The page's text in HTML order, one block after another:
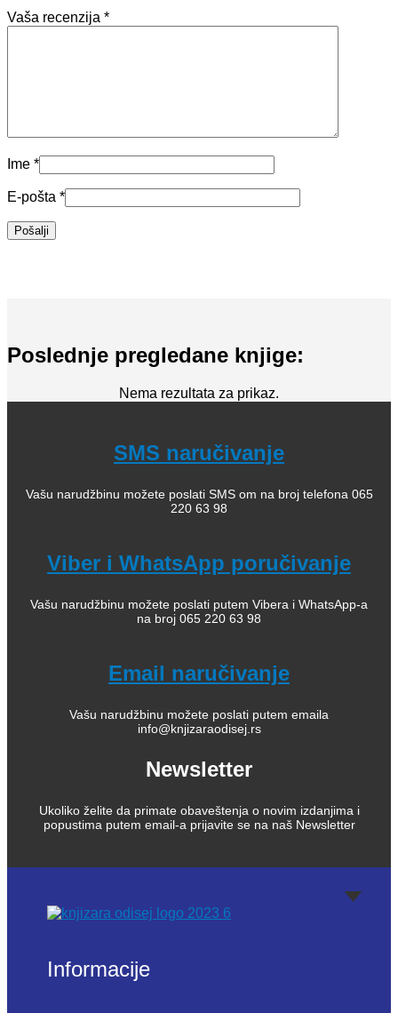
Vaša recenzija *
Ime *
E-pošta *
Poslednje pregledane knjige:
Nema rezultata za prikaz.
SMS naručivanje
Vašu narudžbinu možete poslati SMS om na broj telefona 065
220 63 98
Viber i WhatsApp poručivanje
Vašu narudžbinu možete poslati putem Vibera i WhatsApp-a
na broj 065 220 63 98
Email naručivanje
Vašu narudžbinu možete poslati putem emaila
info@knjizaraodisej.rs
Newsletter
Ukoliko želite da primate obaveštenja o novim izdanjima i
popustima putem email-a prijavite se na naš Newsletter
Informacije